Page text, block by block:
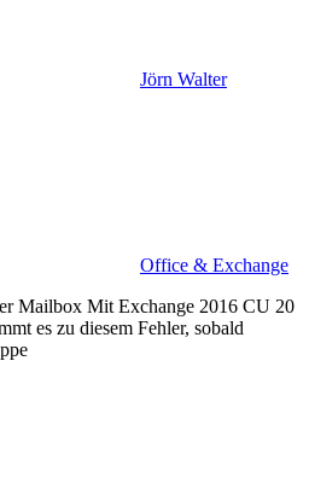
Jörn Walter
Office & Exchange
Mailbox Mit Exchange 2016 CU 20
es zu diesem Fehler, sobald